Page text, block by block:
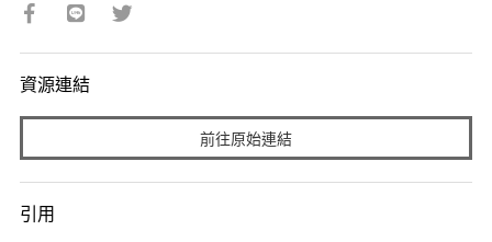
資源連結
前往原始連結
引用